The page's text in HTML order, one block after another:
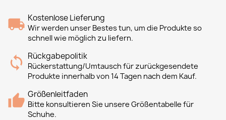
Kostenlose Lieferung
Wir werden unser Bestes tun, um die Produkte so
schnell wie möglich zu liefern.
Rückgabepolitik
Rückerstattung/Umtausch für zurückgesendete
Produkte innerhalb von 14 Tagen nach dem Kauf.
Größenleitfaden
Bitte konsultieren Sie unsere Größentabelle für
Schuhe.